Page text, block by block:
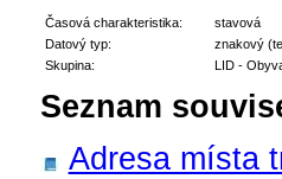
Časová charakteristika:
stavová
Datový typ:
znakový
Skupina:
LID -
Seznam
Adresa místa